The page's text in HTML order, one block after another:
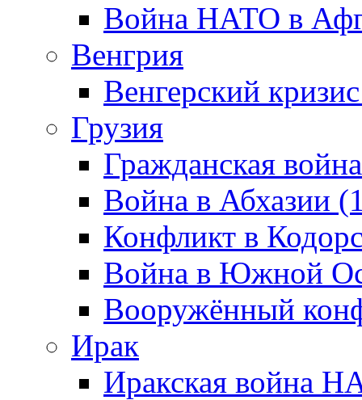
Война НАТО в
Венгрия
Венгерский
Грузия
Гражданская
Война в Абхазии
Конфликт в
Война в Южной
Вооружённый
Ирак
Иракская война